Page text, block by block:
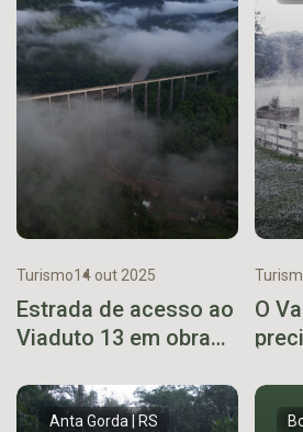
Turismo14 out 2025
Estrada de acesso ao
Viaduto 13 em obras.
O
Anta Gorda | RS